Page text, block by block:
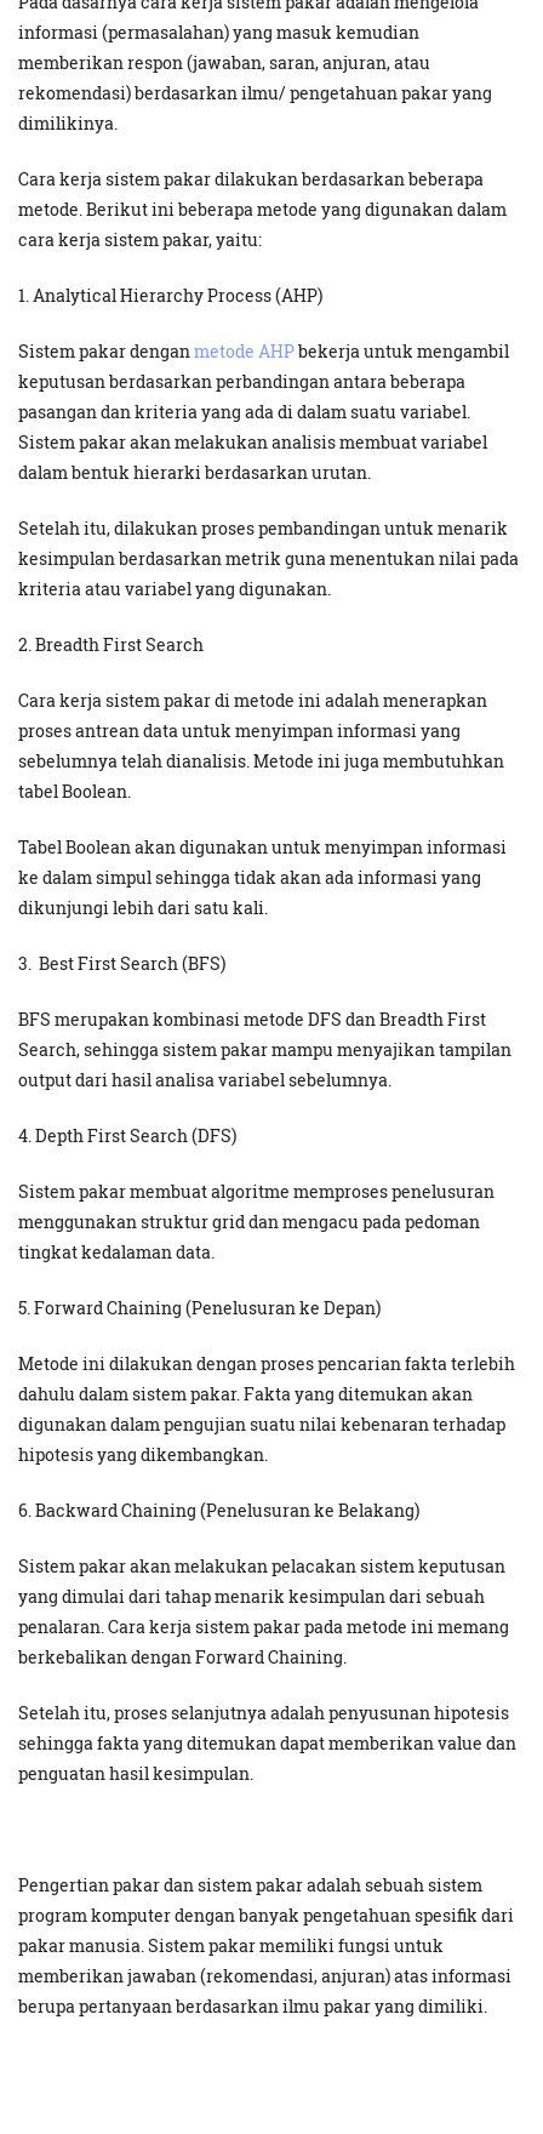
informasi (permasalahan) yang masuk kemudian
memberikan respon (jawaban, saran, anjuran, atau
rekomendasi) berdasarkan ilmu/ pengetahuan pakar yang
dimilikinya.
Cara kerja sistem pakar dilakukan berdasarkan beberapa
metode. Berikut ini beberapa metode yang digunakan dalam
cara kerja sistem pakar, yaitu:
1. Analytical Hierarchy Process (AHP)
Sistem pakar denganmetode AHPbekerja untuk mengambil
keputusan berdasarkan perbandingan antara beberapa
pasangan dan kriteria yang ada di dalam suatu variabel.
Sistem pakar akan melakukan analisis membuat variabel
dalam bentuk hierarki berdasarkan urutan.
Setelah itu, dilakukan proses pembandingan untuk menarik
kesimpulan berdasarkan metrik guna menentukan nilai pada
kriteria atau variabel yang digunakan.
2. Breadth First Search
Cara kerja sistem pakar di metode ini adalah menerapkan
proses antrean data untuk menyimpan informasi yang
sebelumnya telah dianalisis. Metode ini juga membutuhkan
tabel Boolean.
Tabel Boolean akan digunakan untuk menyimpan informasi
ke dalam simpul sehingga tidak akan ada informasi yang
dikunjungi lebih dari satu kali.
3. Best First Search (BFS)
BFS merupakan kombinasi metode DFS dan Breadth First
Search, sehingga sistem pakar mampu menyajikan tampilan
output dari hasil analisa variabel sebelumnya.
4. Depth First Search (DFS)
Sistem pakar membuat algoritme memproses penelusuran
menggunakan struktur grid dan mengacu pada pedoman
tingkat kedalaman data.
5. Forward Chaining (Penelusuran ke Depan)
Metode ini dilakukan dengan proses pencarian fakta terlebih
dahulu dalam sistem pakar. Fakta yang ditemukan akan
digunakan dalam pengujian suatu nilai kebenaran terhadap
hipotesis yang dikembangkan.
6. Backward Chaining (Penelusuran ke Belakang)
Sistem pakar akan melakukan pelacakan sistem keputusan
yang dimulai dari tahap menarik kesimpulan dari sebuah
penalaran. Cara kerja sistem pakar pada metode ini memang
berkebalikan dengan Forward Chaining.
Setelah itu, proses selanjutnya adalah penyusunan hipotesis
sehingga fakta yang ditemukan dapat memberikan value dan
penguatan hasil kesimpulan.
Pengertian pakar dan sistem pakar adalah sebuah sistem
program komputer dengan banyak pengetahuan spesifik dari
pakar manusia. Sistem pakar memiliki fungsi untuk
memberikan jawaban (rekomendasi, anjuran) atas informasi
berupa pertanyaan berdasarkan ilmu pakar yang dimiliki.